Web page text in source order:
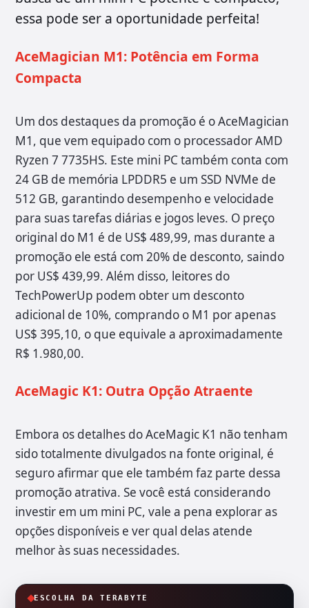
essa pode ser a oportunidade perfeita!
AceMagician M1: Potência em Forma
Compacta
Um dos destaques da promoção é o AceMagician
M1, que vem equipado com o processador AMD
Ryzen 7 7735HS. Este mini PC também conta com
24 GB de memória LPDDR5 e um SSD NVMe de
512 GB, garantindo desempenho e velocidade
para suas tarefas diárias e jogos leves. O preço
original do M1 é de US$ 489,99, mas durante a
promoção ele está com 20% de desconto, saindo
por US$ 439,99. Além disso, leitores do
TechPowerUp podem obter um desconto
adicional de 10%, comprando o M1 por apenas
US$ 395,10, o que equivale a aproximadamente
R$ 1.980,00.
AceMagic K1: Outra Opção Atraente
Embora os detalhes do AceMagic K1 não tenham
sido totalmente divulgados na fonte original, é
seguro afirmar que ele também faz parte dessa
promoção atrativa. Se você está considerando
investir em um mini PC, vale a pena explorar as
opções disponíveis e ver qual delas atende
melhor às suas necessidades.
ESCOLHA DA TERABYTE